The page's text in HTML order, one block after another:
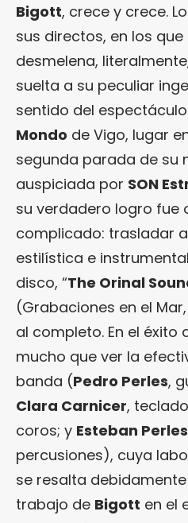
Bigott, crece y crece.
sus directos, en los
desmelena,
suelta a su peculiar
sentido del
Mondo de Vigo, lugar
segunda parada de su
auspiciada por SON
su verdadero logro fue
complicado: trasladar
estilística e
disco, “The Orinal
(Grabaciones en el
al completo. En el éxito
mucho que ver la
banda (Pedro Perles,
Clara Carnicer,
coros; y Esteban Perles
percusiones), cuya
se resalta
trabajo de Bigott en el